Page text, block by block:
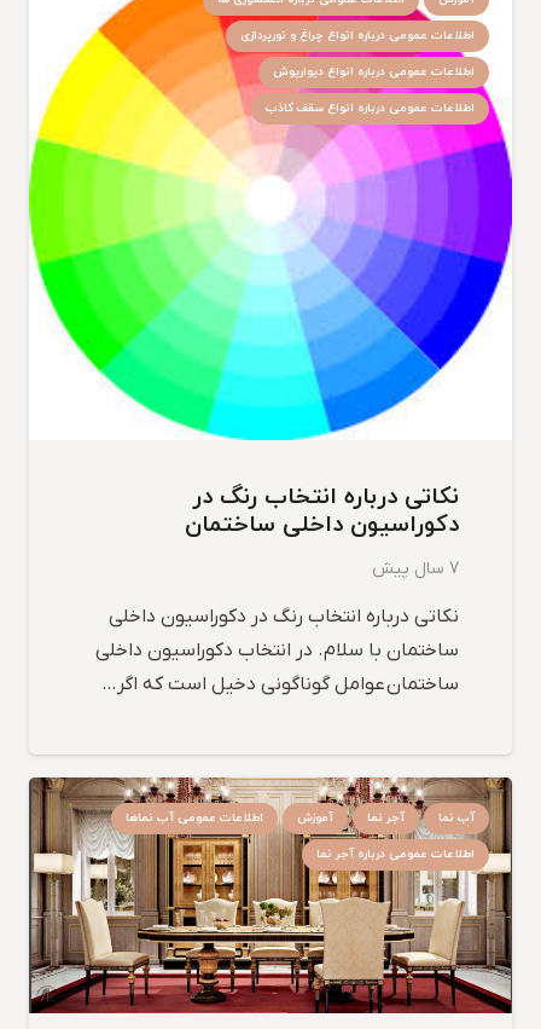
اطلاعات عمومی درباره انواع چراغ و نورپردازی
اطلاعات عمومی درباره انواع دیوارپوش
اطلاعات عمومی درباره انواع سقف کاذب
نکاتی درباره انتخاب رنگ در
دکوراسیون داخلی ساختمان
7 سال پیش
نکاتی درباره انتخاب رنگ در دکوراسیون داخلی
ساختمان با سلام. در انتخاب دکوراسیون داخلی
ساختمان عوامل گوناگونی دخیل است که اگر…
آب نما آجر نما آموزش
اطلاعات عمومی آب نماها
اطلاعات عمومی درباره آجر نما